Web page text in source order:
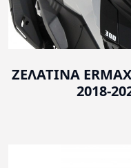
ΖΕΛΑΤΙΝΑ
2018-